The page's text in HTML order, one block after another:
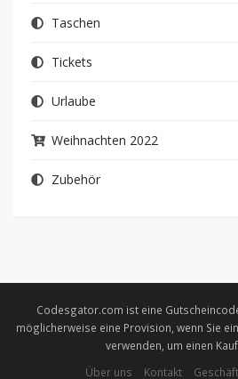
Taschen
Tickets
Urlaube
Weihnachten 2022
Zubehör
Codesgator.com ist eine
möglicherweise eine Provision, wenn Sie
verwenden, um einen
Über uns
Kontakt